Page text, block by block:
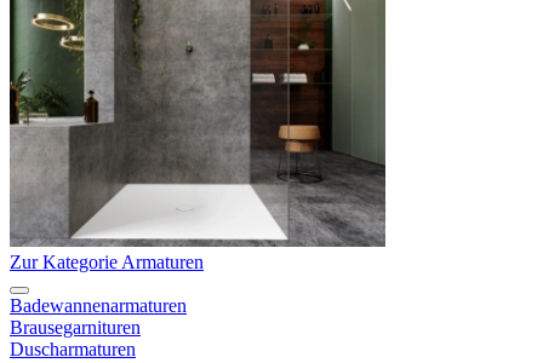
Zur Kategorie Armaturen
Badewannenarmaturen
Brausegarnituren
Duscharmaturen